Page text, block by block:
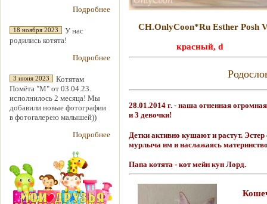
Подробнее
18 ноября 2023
У нас
родились котята!
Подробнее
3 июня 2023
Котятам
Помёта "М" от 03.04.23.
исполнилось 2 месяца! Мы
добавили новые фотографии
в фотогалерею малышей))
Подробнее
CH.OnlyCoon*Ru Esther Posh
красный, d
28.01.2014 г. - наша огненная
и 3 девочки!
Детки активно кушают и растут.
мурлыча им и наслажаясь
Папа котята - кот мейн кун Лорд.